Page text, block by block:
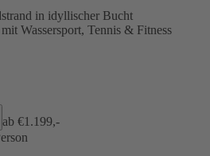
in idyllischer Bucht
Wassersport, Tennis & Fitness
ab €1.199,-